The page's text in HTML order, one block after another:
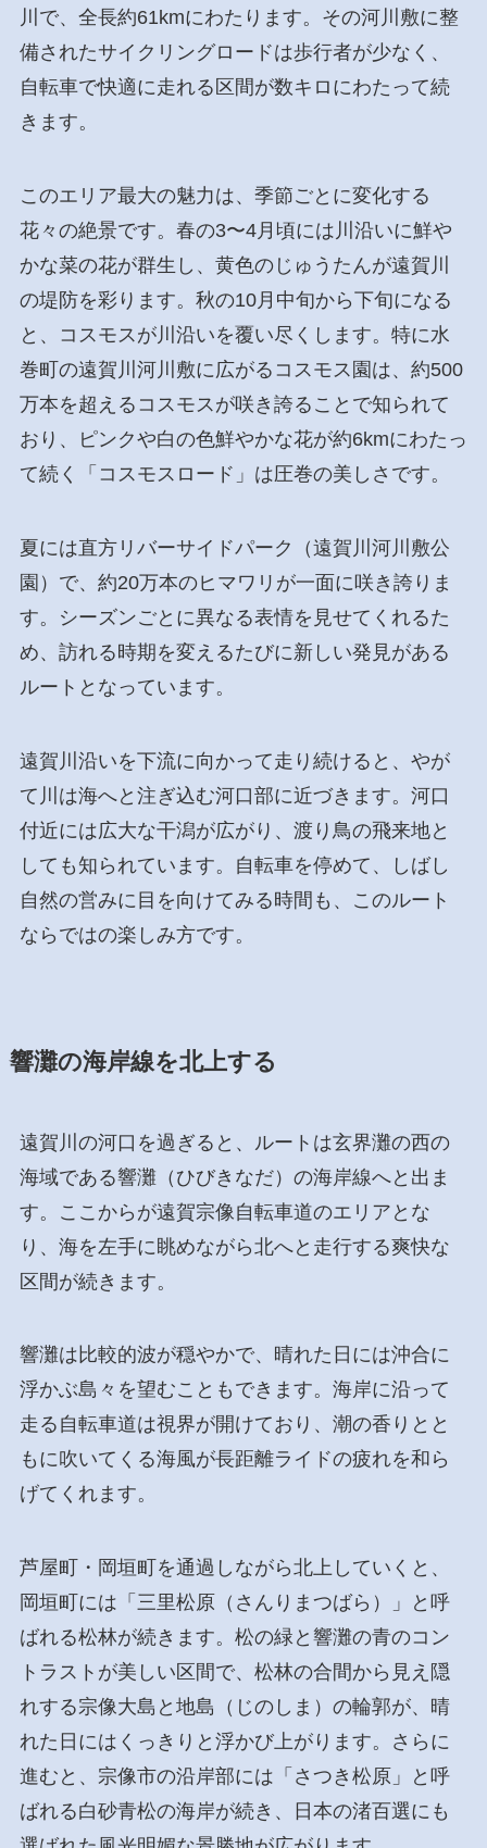
川で、全長約61kmにわたります。その河川敷に整
備されたサイクリングロードは歩行者が少なく、
自転車で快適に走れる区間が数キロにわたって続
きます。
このエリア最大の魅力は、季節ごとに変化する
花々の絶景です。春の3〜4月頃には川沿いに鮮や
かな菜の花が群生し、黄色のじゅうたんが遠賀川
の堤防を彩ります。秋の10月中旬から下旬になる
と、コスモスが川沿いを覆い尽くします。特に水
巻町の遠賀川河川敷に広がるコスモス園は、約500
万本を超えるコスモスが咲き誇ることで知られて
おり、ピンクや白の色鮮やかな花が約6kmにわたっ
て続く「コスモスロード」は圧巻の美しさです。
夏には直方リバーサイドパーク（遠賀川河川敷公
園）で、約20万本のヒマワリが一面に咲き誇りま
す。シーズンごとに異なる表情を見せてくれるた
め、訪れる時期を変えるたびに新しい発見がある
ルートとなっています。
遠賀川沿いを下流に向かって走り続けると、やが
て川は海へと注ぎ込む河口部に近づきます。河口
付近には広大な干潟が広がり、渡り鳥の飛来地と
しても知られています。自転車を停めて、しばし
自然の営みに目を向けてみる時間も、このルート
ならではの楽しみ方です。
響灘の海岸線を北上する
遠賀川の河口を過ぎると、ルートは玄界灘の西の
海域である響灘（ひびきなだ）の海岸線へと出ま
す。ここからが遠賀宗像自転車道のエリアとな
り、海を左手に眺めながら北へと走行する爽快な
区間が続きます。
響灘は比較的波が穏やかで、晴れた日には沖合に
浮かぶ島々を望むこともできます。海岸に沿って
走る自転車道は視界が開けており、潮の香りとと
もに吹いてくる海風が長距離ライドの疲れを和ら
げてくれます。
芦屋町・岡垣町を通過しながら北上していくと、
岡垣町には「三里松原（さんりまつばら）」と呼
ばれる松林が続きます。松の緑と響灘の青のコン
トラストが美しい区間で、松林の合間から見え隠
れする宗像大島と地島（じのしま）の輪郭が、晴
れた日にはくっきりと浮かび上がります。さらに
進むと、宗像市の沿岸部には「さつき松原」と呼
ばれる白砂青松の海岸が続き、日本の渚百選にも